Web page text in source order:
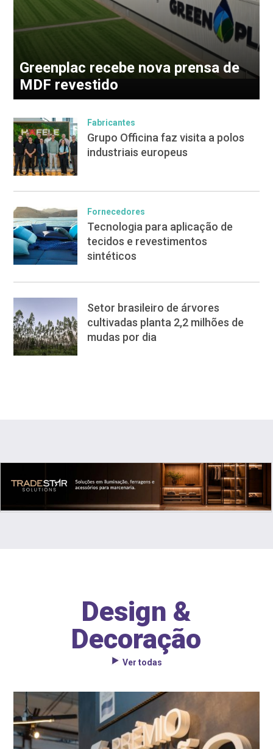
Greenplac recebe nova prensa de
MDF revestido
Fabricantes
Grupo Officina faz visita a polos
industriais europeus
Fornecedores
Tecnologia para aplicação de
tecidos e revestimentos
sintéticos
Setor brasileiro de árvores
cultivadas planta 2,2 milhões de
mudas por dia
Design &
Decoração
Ver todas